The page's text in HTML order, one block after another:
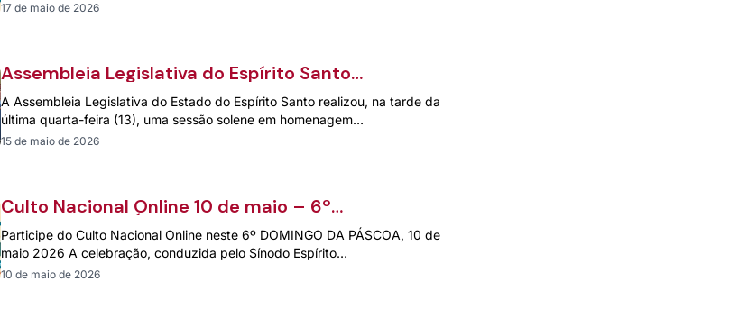
17 de maio de 2026
Assembleia Legislativa do Espírito Santo
homenageia os 180 anos da presença
luterana no estado
A Assembleia Legislativa do Estado do Espírito Santo realizou, na tarde da
última quarta-feira (13), uma sessão solene em homenagem…
15 de maio de 2026
Culto Nacional Online 10 de maio – 6º
DOMINGO DA PÁSCOA
Participe do Culto Nacional Online neste 6º DOMINGO DA PÁSCOA, 10 de
maio 2026 A celebração, conduzida pelo Sínodo Espírito…
10 de maio de 2026